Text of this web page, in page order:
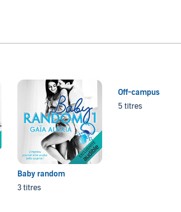
Baby random
3 titres
Off-campus
5 titres